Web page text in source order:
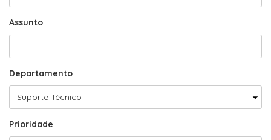
Assunto
Departamento
Prioridade